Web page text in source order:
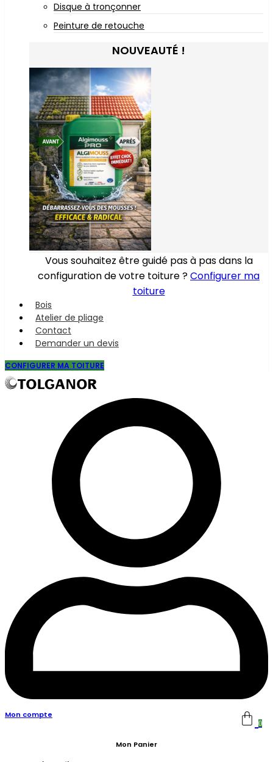
Disque à tronçonner
Peinture de retouche
NOUVEAUTÉ !
Vous souhaitez être guidé pas à pas dans la
configuration de votre toiture ?Configurer ma
toiture
Bois
Atelier de pliage
Contact
Demander un devis
CONFIGURER MA TOITURE
Mon compte
0
Mon Panier